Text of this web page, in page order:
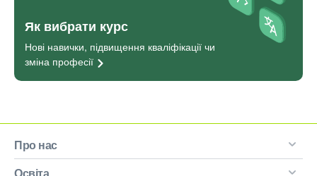
Як вибрати курс
Нові навички, підвищення кваліфікації чи
зміна професії
Про нас
Освіта